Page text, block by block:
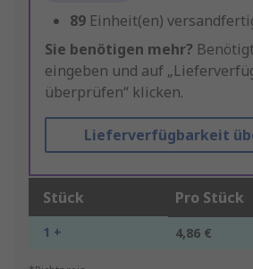
89 Einheit(en)
Sie benötigen mehr?
eingeben und auf
überprüfen“ klicken.
Lieferverfügbarkeit
Stück Pro Stück
1 + 4,86 €